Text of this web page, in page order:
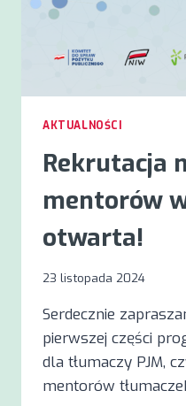
AKTUALNOŚCI
Rekrutacja
mentorów
otwarta!
23 listopada 2024
Serdecznie
pierwszej części
dla tłumaczy PJM,
mentorów